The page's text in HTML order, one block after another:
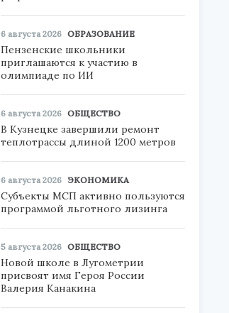
6 августа 2026 ОБРАЗОВАНИЕ
Пензенские школьники
приглашаются к участию в
олимпиаде по ИИ
6 августа 2026 ОБЩЕСТВО
В Кузнецке завершили ремонт
теплотрассы длиной 1200 метров
6 августа 2026 ЭКОНОМИКА
Субъекты МСП активно пользуются
программой льготного лизинга
5 августа 2026 ОБЩЕСТВО
Новой школе в Лугометрии
присвоят имя Героя России
Валерия Канакина